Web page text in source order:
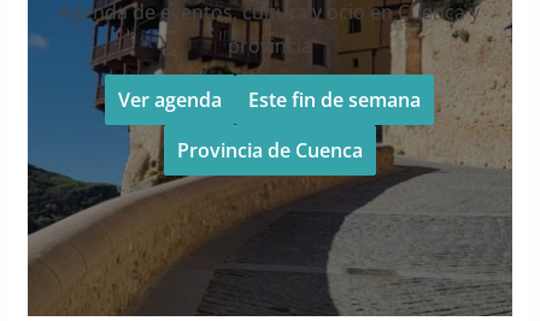
Agenda de eventos, cultura y ocio en Cuenca y
provincia
Ver agenda
Este fin de semana
Provincia de Cuenca